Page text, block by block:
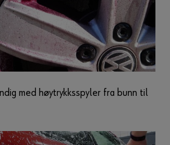
med høytrykksspyler fra bunn til